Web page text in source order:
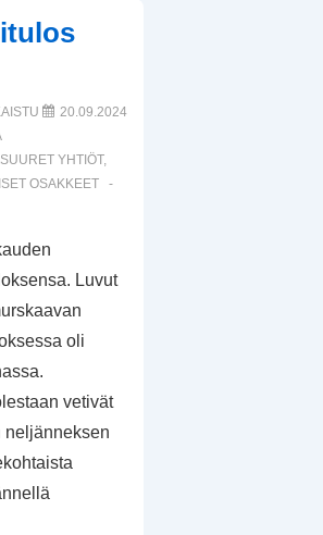
20.09.2024
YHTIÖT,
OSAKKEET
Luvut
oli
vetivät
neljänneksen